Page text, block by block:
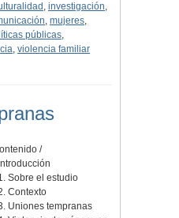
, investigación,
, mujeres,
públicas,
, violencia familiar
/
Sobre el estudio
Contexto
Uniones tempranas